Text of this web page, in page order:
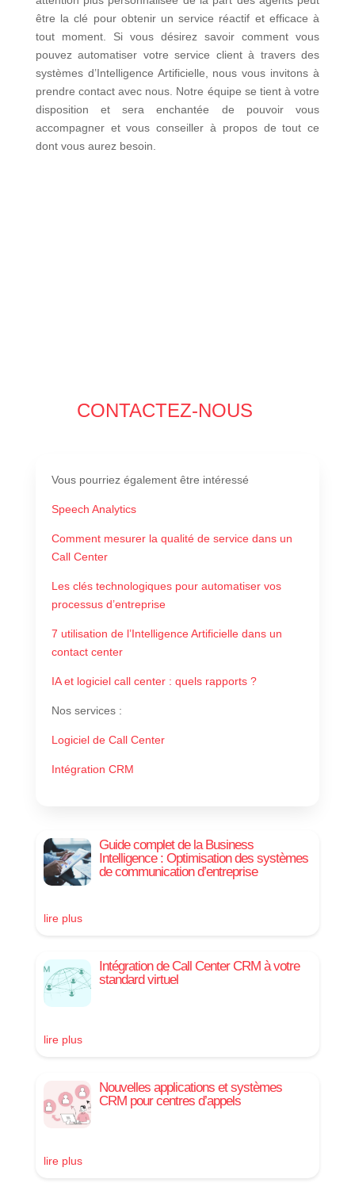
être la clé pour obtenir un service réactif et efficace à
tout moment. Si vous désirez savoir comment vous
pouvez automatiser votre service client à travers des
systèmes d’Intelligence Artificielle, nous vous invitons à
prendre contact avec nous. Notre équipe se tient à votre
disposition et sera enchantée de pouvoir vous
accompagner et vous conseiller à propos de tout ce
dont vous aurez besoin.
CONTACTEZ-NOUS
Vous pourriez également être intéressé
Speech Analytics
Comment mesurer la qualité de service dans un
Call Center
Les clés technologiques pour automatiser vos
processus d’entreprise
7 utilisation de l’Intelligence Artificielle dans un
contact center
IA et logiciel call center : quels rapports ?
Nos services :
Logiciel de Call Center
Intégration CRM
Guide complet de la Business
Intelligence : Optimisation des systèmes
de communication d’entreprise
lire plus
Intégration de Call Center CRM à votre
standard virtuel
lire plus
Nouvelles applications et systèmes
CRM pour centres d’appels
lire plus